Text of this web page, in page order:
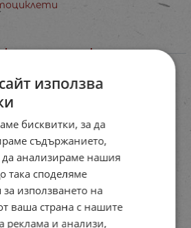
използва
бисквитки, за да
съдържанието,
да анализираме нашия
така споделяме
използването на
ваша страна с нашите
реклама и анализи,